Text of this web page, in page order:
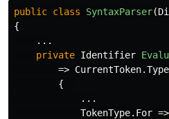
public class SyntaxParser(
{
...
private Identifier
=> CurrentToken.Type
{
...
TokenType. For =>